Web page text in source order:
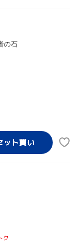
の石
ク